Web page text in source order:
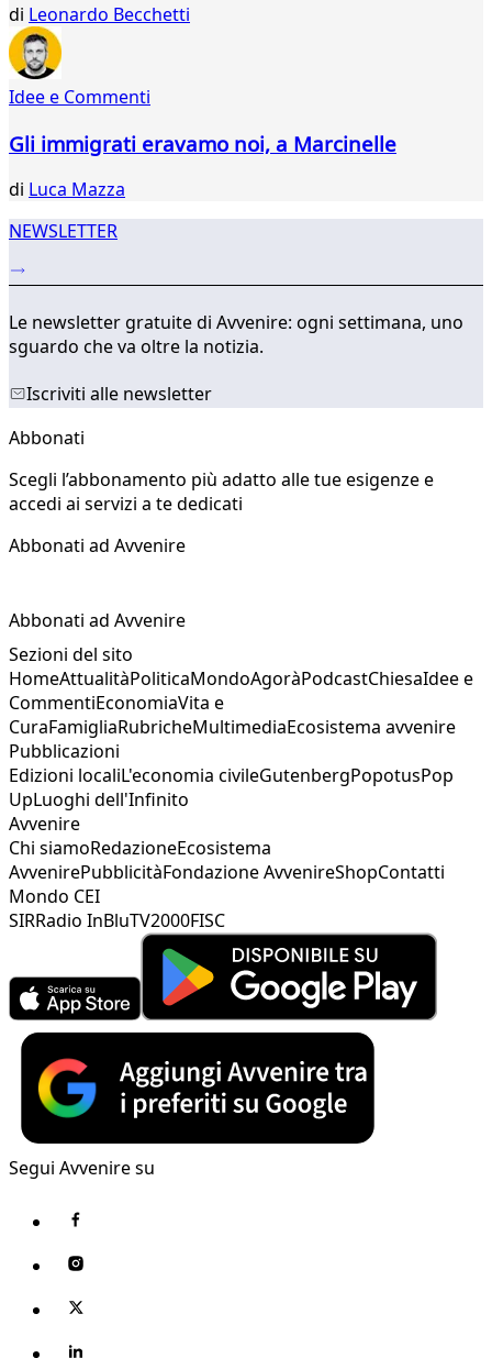
di Leonardo Becchetti
Idee e Commenti
Gli immigrati eravamo noi, a Marcinelle
di Luca Mazza
NEWSLETTER
Le newsletter gratuite di Avvenire: ogni settimana, uno
sguardo che va oltre la notizia.
Iscriviti alle newsletter
Abbonati
Scegli l’abbonamento più adatto alle tue esigenze e
accedi ai servizi a te dedicati
Abbonati ad Avvenire
Abbonati ad Avvenire
Sezioni del sito
HomeAttualitàPoliticaMondoAgoràPodcastChiesaIdee e
CommentiEconomiaVita e
CuraFamigliaRubricheMultimediaEcosistema avvenire
Pubblicazioni
Edizioni localiL'economia civileGutenbergPopotusPop
UpLuoghi dell'Infinito
Avvenire
Chi siamoRedazioneEcosistema
AvvenirePubblicitàFondazione AvvenireShopContatti
Mondo CEI
SIRRadio InBluTV2000FISC
Segui Avvenire su